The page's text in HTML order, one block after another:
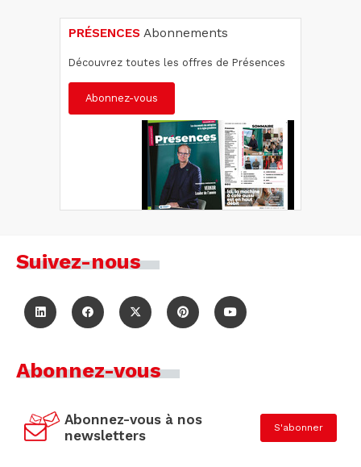
PRÉSENCES Abonnements
Découvrez toutes les offres de Présences
Abonnez-vous
Suivez-nous
Abonnez-vous
Abonnez-vous à nos
newsletters
S'abonner